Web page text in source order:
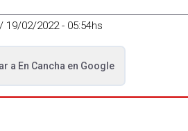
/ 19/02/2022 - 05:54hs
a En Cancha en Google
pestaña